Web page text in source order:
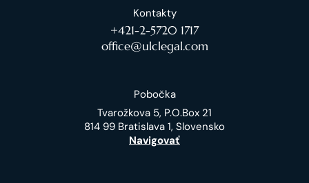
Kontakty
+421-2-5720 1717
office@ulclegal.com
Pobočka
Tvarožkova 5, P.O.Box 21
814 99 Bratislava 1, Slovensko
Navigovať